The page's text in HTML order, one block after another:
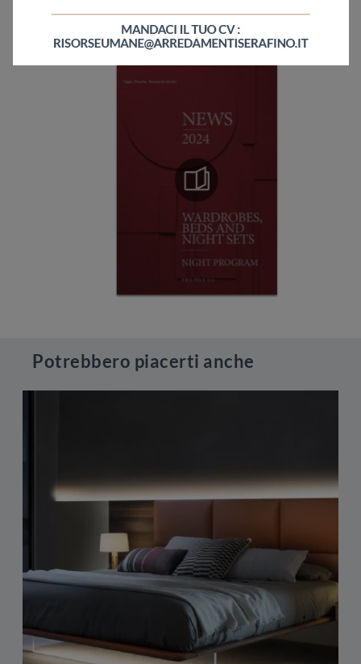
Sfoglia i cataloghi
Potrebbero piacerti anche